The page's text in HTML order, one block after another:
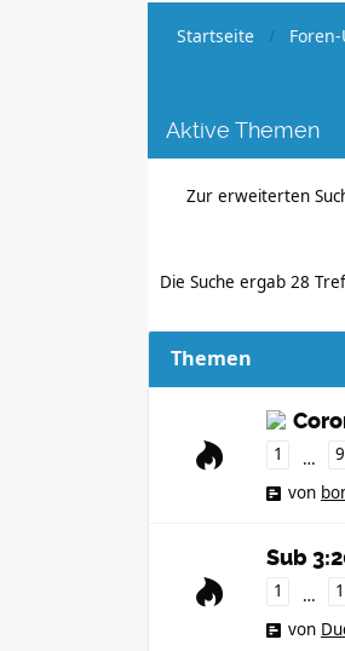
Startseite
Aktive Themen
Zur erweiterten
Die Suche ergab 28
Themen
1 …
von
Sub
1 …
von